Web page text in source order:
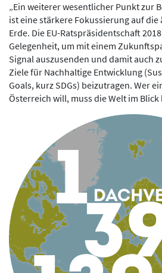
„Ein weiterer wesentlicher Punkt zur
ist eine stärkere Fokussierung auf
Erde. Die EU-Ratspräsidentschaft
Gelegenheit, um mit einem
Signal auszusenden und damit auch
Ziele für Nachhaltige Entwicklung
Goals, kurz SDGs) beizutragen. Wer
Österreich will, muss die Welt im